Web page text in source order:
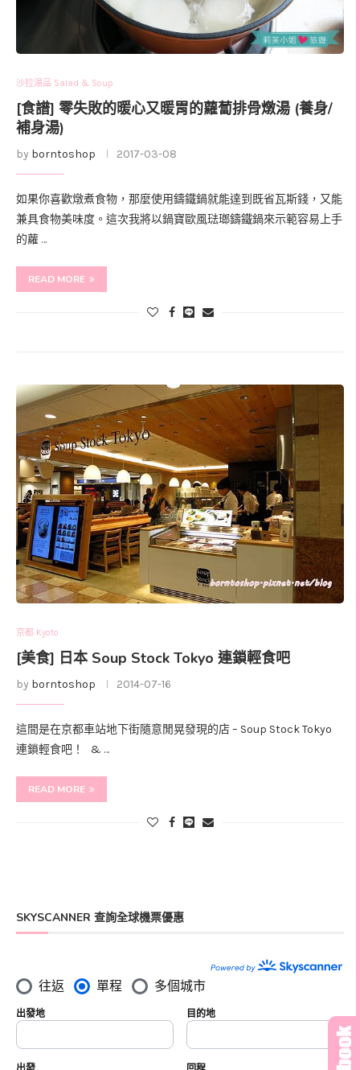
沙拉湯品 Salad & Soup
[食譜] 零失敗的暖心又暖胃的蘿蔔排骨燉湯 (養身/
補身湯)
by borntoshop 2017-03-08
如果你喜歡燉煮食物，那麼使用鑄鐵鍋就能達到既省瓦斯錢，又能
兼具食物美味度。這次我將以鍋寶歐風琺瑯鑄鐵鍋來示範容易上手
的蘿 …
READ MORE
京都 Kyoto
[美食] 日本 Soup Stock Tokyo 連鎖輕食吧
by borntoshop 2014-07-16
這間是在京都車站地下街隨意閒晃發現的店 – Soup Stock Tokyo
連鎖輕食吧！ & …
READ MORE
SKYSCANNER 查詢全球機票優惠